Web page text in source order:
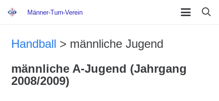
Männer-Turn-Verein
Handball > männliche Jugend
männliche A-Jugend (Jahrgang
2008/2009)